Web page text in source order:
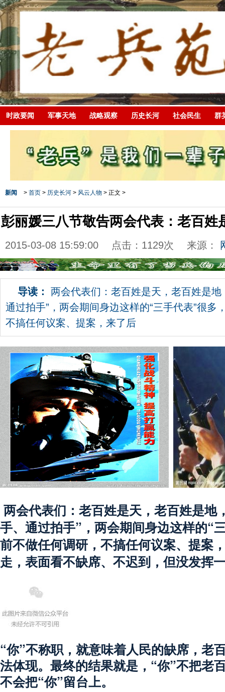
时政要闻 军事天地 战略观察 历史长河 社会民生 群
新闻 > 首页 > 历史长河 > 风云人物 > 正文 >
彭丽媛三八节敬告两会代表：老百姓
2015-03-08 15:59:00 点击： 1129次 来源：
导读：
两会代表们：老百姓是天，老百姓是地
通过拍手”，两会期间身边这样的“三手代表”很多
不搞任何议案、提案，来了后
两会代表们：老百姓是天，老百姓是地
手、通过拍手”，两会期间身边这样的“
前不做任何调研，不搞任何议案、提案
走，表面看不缺席、不迟到，但没发挥
“你”不称职，就意味着人民的缺席，老
法体现。最终的结果就是，“你”不把老
不会把“你”留台上。